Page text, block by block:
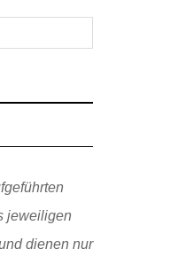
jeweiligen
dienen nur